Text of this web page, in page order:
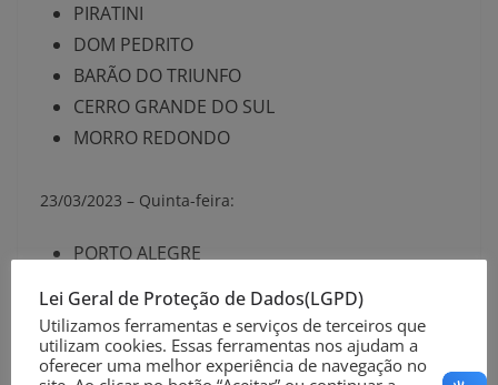
PIRATINI
DOM PEDRITO
BARÃO DO TRIUNFO
CERRO GRANDE DO SUL
MORRO REDONDO
23/03/2023 – Quinta-feira:
PORTO ALEGRE
RIO GRANDE
OSÓRIO
BAGÉ
Lei Geral de Proteção de Dados(LGPD)
Utilizamos ferramentas e serviços de terceiros que
utilizam cookies. Essas ferramentas nos ajudam a
oferecer uma melhor experiência de navegação no